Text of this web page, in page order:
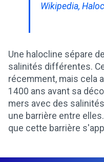
Wikipedia,
Une halocline sépare
salinités différentes.
récemment, mais cela
1400 ans avant sa
mers avec des
une barrière entre
que cette barrière